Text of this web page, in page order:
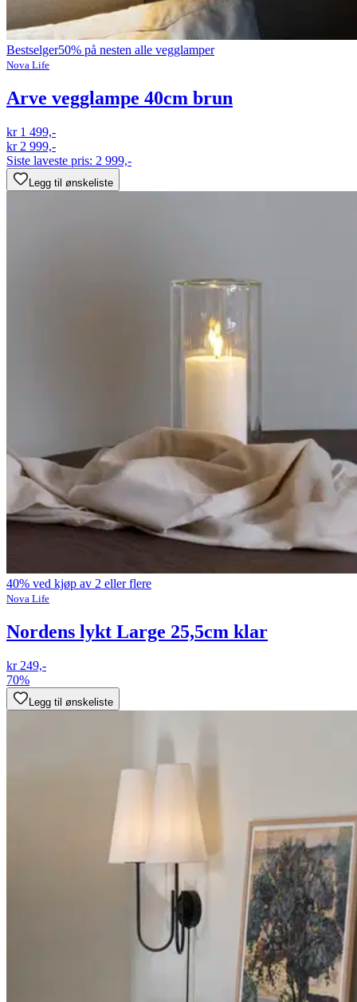
Bestselger50% på nesten alle vegglamper
Nova Life
Arve vegglampe 40cm brun
kr 1 499,-
kr 2 999,-
Siste laveste pris: 2 999,-
Legg til ønskeliste
40% ved kjøp av 2 eller flere
Nova Life
Nordens lykt Large 25,5cm klar
kr 249,-
70%
Legg til ønskeliste